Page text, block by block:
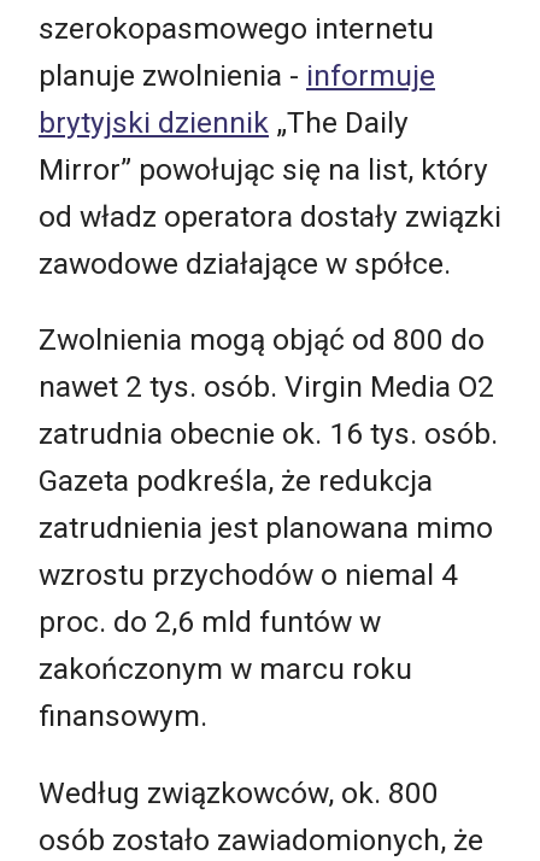
szerokopasmowego internetu
planuje zwolnienia - informuje
brytyjski dziennik „The Daily
Mirror” powołując się na list, który
od władz operatora dostały związki
zawodowe działające w spółce.
Zwolnienia mogą objąć od 800 do
nawet 2 tys. osób. Virgin Media O2
zatrudnia obecnie ok. 16 tys. osób.
Gazeta podkreśla, że redukcja
zatrudnienia jest planowana mimo
wzrostu przychodów o niemal 4
proc. do 2,6 mld funtów w
zakończonym w marcu roku
finansowym.
Według związkowców, ok. 800
osób zostało zawiadomionych, że